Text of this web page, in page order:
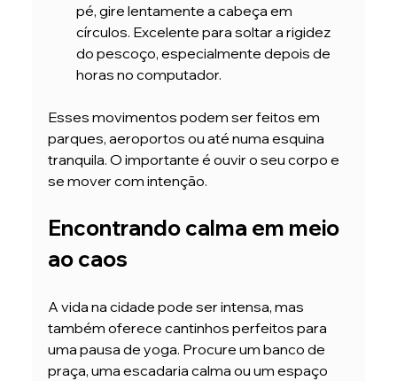
pé, gire lentamente a cabeça em
círculos. Excelente para soltar a rigidez
do pescoço, especialmente depois de
horas no computador.
Esses movimentos podem ser feitos em
parques, aeroportos ou até numa esquina
tranquila. O importante é ouvir o seu corpo e
se mover com intenção.
Encontrando calma em meio
ao caos
A vida na cidade pode ser intensa, mas
também oferece cantinhos perfeitos para
uma pausa de yoga. Procure um banco de
praça, uma escadaria calma ou um espaço